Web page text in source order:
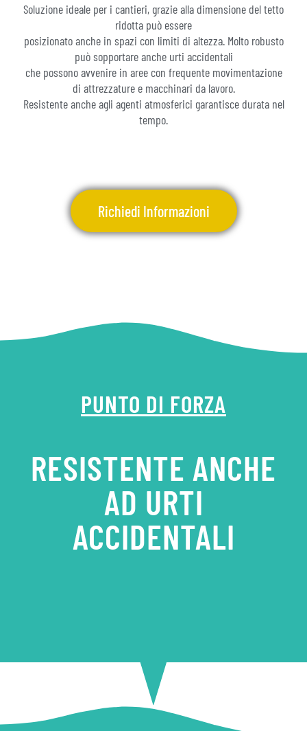
Soluzione ideale per i cantieri, grazie alla dimensione del tetto
ridotta può essere
posizionato anche in spazi con limiti di altezza. Molto robusto
può sopportare anche urti accidentali
che possono avvenire in aree con frequente movimentazione
di attrezzature e macchinari da lavoro.
Resistente anche agli agenti atmosferici garantisce durata nel
tempo.
Richiedi Informazioni
PUNTO DI FORZA
RESISTENTE ANCHE
AD URTI
ACCIDENTALI